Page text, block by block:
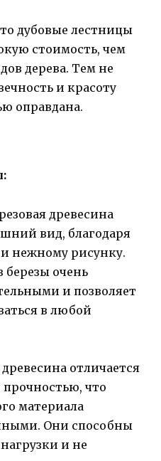
дубовые лестницы
стоимость, чем
дерева. Тем не
и красоту
оправдана.
древесина
вид, благодаря
и нежному рисунку.
березы очень
и позволяет
в любой
древесина отличается
что
материала
Они способны
и не